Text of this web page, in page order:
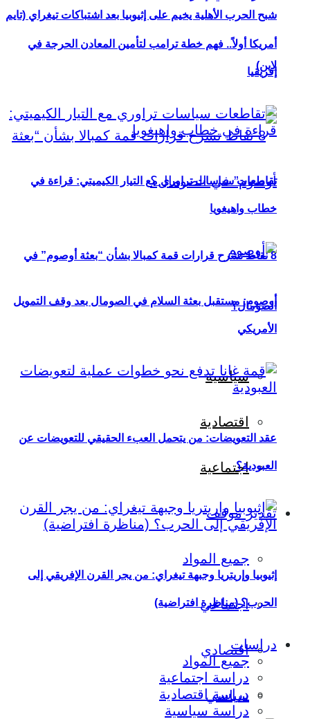
شبح الحرب الأهلية يخيم على إثيوبيا بعد اشتباكات تيغراي (تايم
لاين)
8 نقاط تشرح قرارات قمة كمبالا بشأن “بعثة أوصوم” في
الصومال؟
سياسية
اقتصادية
اجتماعية
تقدير موقف
جميع المواد
اجتماعي
اقتصادي
سياسي
أمريكا أولاً.. فهم خطة ترامب لتأمين المعادن الحرجة في
إفريقيا
تقاطعات سياسات تراوري مع التيار الكيميتي: قراءة في
خطاب واهيغويا
أوصوم: مستقبل بعثة السلام في الصومال بعد وقف التمويل
الأمريكي
عقد التعويضات: من يتحمل العبء الحقيقي للتعويضات عن
العبودية؟
إثيوبيا وإريتريا وجبهة تيغراي: من يجر القرن الإفريقي إلى
الحرب؟ (مناظرة افتراضية)
دراسات
جميع المواد
دراسة اجتماعية
دراسة اقتصادية
دراسة سياسية